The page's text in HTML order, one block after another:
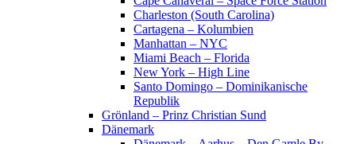
Charleston (South Carolina)
Cartagena – Kolumbien
Manhattan – NYC
Miami Beach – Florida
New York – High Line
Santo Domingo – Dominikanische
Republik
Grönland – Prinz Christian Sund
Dänemark